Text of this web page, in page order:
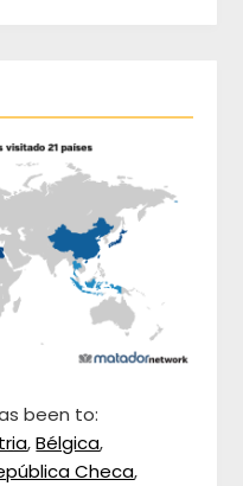
been to:
,Bélgica,
Checa,